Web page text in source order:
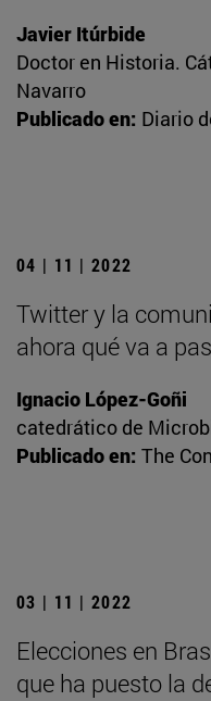
Javier Itúrbide
Doctor en Historia.
Navarro
Publicado en: Diario
04 | 11 | 2022
Twitter y la
ahora qué va a
Ignacio López-Goñi
catedrático de
Publicado en: The
03 | 11 | 2022
Elecciones en
que ha puesto la